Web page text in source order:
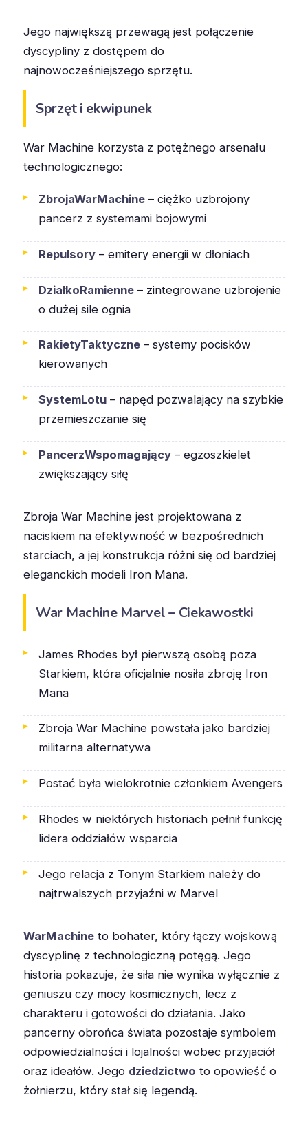
Jego największą przewagą jest połączenie
dyscypliny z dostępem do
najnowocześniejszego sprzętu.
Sprzęt i ekwipunek
War Machine korzysta z potężnego arsenału
technologicznego:
ZbrojaWarMachine – ciężko uzbrojony
pancerz z systemami bojowymi
Repulsory – emitery energii w dłoniach
DziałkoRamienne – zintegrowane uzbrojenie
o dużej sile ognia
RakietyTaktyczne – systemy pocisków
kierowanych
SystemLotu – napęd pozwalający na szybkie
przemieszczanie się
PancerzWspomagający – egzoszkielet
zwiększający siłę
Zbroja War Machine jest projektowana z
naciskiem na efektywność w bezpośrednich
starciach, a jej konstrukcja różni się od bardziej
eleganckich modeli Iron Mana.
War Machine Marvel – Ciekawostki
James Rhodes był pierwszą osobą poza
Starkiem, która oficjalnie nosiła zbroję Iron
Mana
Zbroja War Machine powstała jako bardziej
militarna alternatywa
Postać była wielokrotnie członkiem Avengers
Rhodes w niektórych historiach pełnił funkcję
lidera oddziałów wsparcia
Jego relacja z Tonym Starkiem należy do
najtrwalszych przyjaźni w Marvel
WarMachine to bohater, który łączy wojskową
dyscyplinę z technologiczną potęgą. Jego
historia pokazuje, że siła nie wynika wyłącznie z
geniuszu czy mocy kosmicznych, lecz z
charakteru i gotowości do działania. Jako
pancerny obrońca świata pozostaje symbolem
odpowiedzialności i lojalności wobec przyjaciół
oraz ideałów. Jego dziedzictwo to opowieść o
żołnierzu, który stał się legendą.